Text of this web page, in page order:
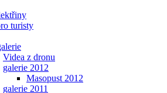
turisty
Videa z dronu
galerie 2012
Masopust 2012
galerie 2011